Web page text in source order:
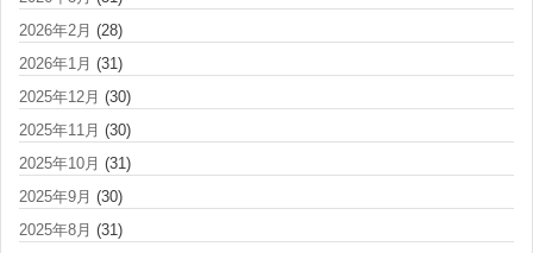
2026年2月 (28)
2026年1月 (31)
2025年12月 (30)
2025年11月 (30)
2025年10月 (31)
2025年9月 (30)
2025年8月 (31)